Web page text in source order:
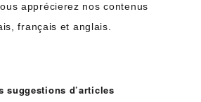
apprécierez nos contenus
français et anglais.
suggestions d’articles